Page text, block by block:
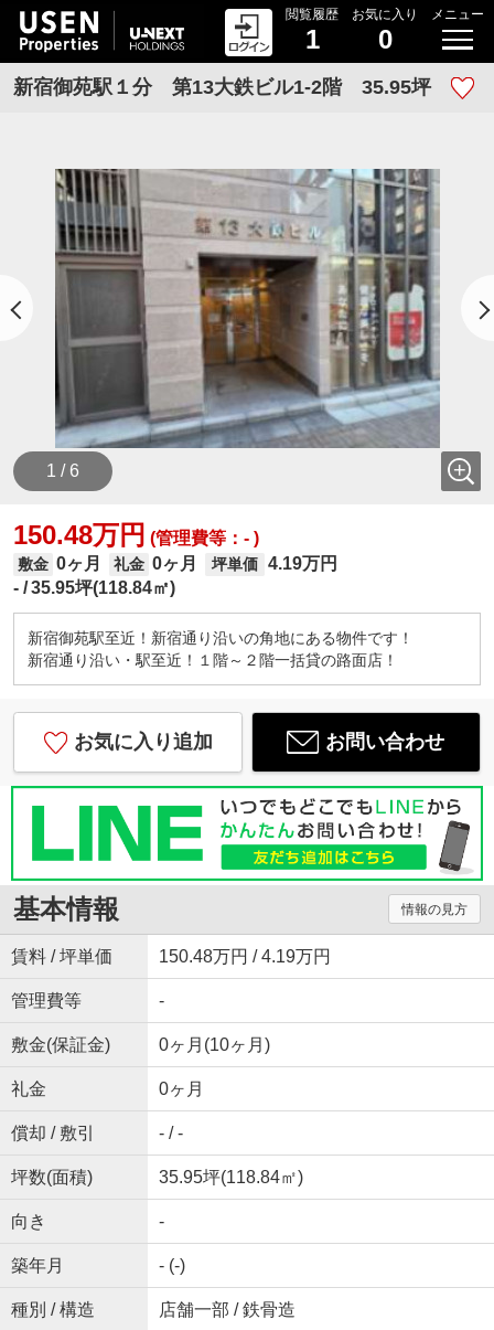
閲覧履歴
1
お気に入り
0
メニュー
新宿御苑駅１分 第13大鉄ビル1-2階 35.95坪
1 / 6
150.48万円 (管理費等：- )
敷金 0ヶ月 礼金 0ヶ月 坪単価 4.19万円
-
35.95坪(118.84㎡)
新宿御苑駅至近！新宿通り沿いの角地にある物件です！
新宿通り沿い・駅至近！１階～２階一括貸の路面店！
お気に入り追加 お問い合わせ
基本情報 情報の見方
賃料 / 坪単価 150.48万円 / 4.19万円
管理費等 -
敷金(保証金) 0ヶ月(10ヶ月)
礼金 0ヶ月
償却 / 敷引 - / -
坪数(面積) 35.95坪(118.84㎡)
向き -
築年月 - (-)
種別 / 構造 店舗一部 / 鉄骨造